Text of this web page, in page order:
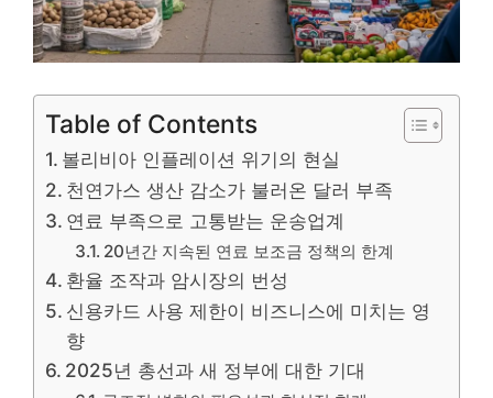
Table of Contents
볼리비아 인플레이션 위기의 현실
천연가스 생산 감소가 불러온 달러 부족
연료 부족으로 고통받는 운송업계
20년간 지속된 연료 보조금 정책의 한계
환율 조작과 암시장의 번성
신용카드 사용 제한이 비즈니스에 미치는 영
향
2025년 총선과 새 정부에 대한 기대